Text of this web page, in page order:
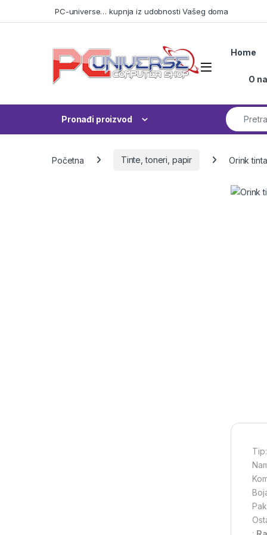
PC-universe… kupnja iz udobnosti Vašeg doma
Open
Home
O
Pronađi proizvod
Search for:
Početna Tinte, toneri, papir Orink